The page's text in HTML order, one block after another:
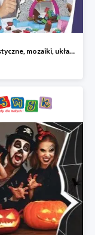
Masy plastyczne, mozaiki, układanki do -45%